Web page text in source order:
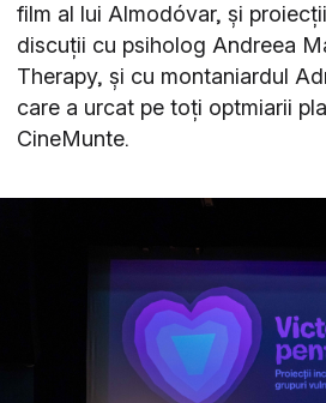
film al lui Almodóvar, și
discuții cu psiholog Andreea
Therapy, și cu montaniardul
care a urcat pe toți optmiarii
CineMunte.